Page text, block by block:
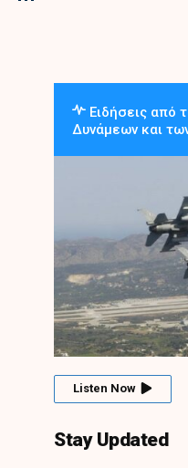
Ειδήσεις από
Δυνάμεων και
Listen Now
Stay Updated